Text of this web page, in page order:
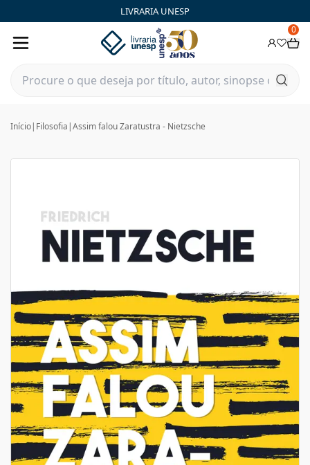
LIVRARIA UNESP
0
Início| Filosofia |Assim falou Zaratustra - Nietzsche